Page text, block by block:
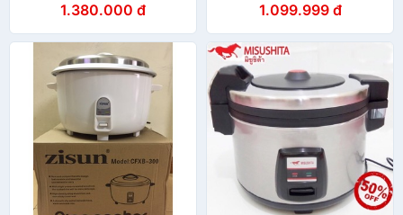
1.380.000 đ 1.099.999 đ